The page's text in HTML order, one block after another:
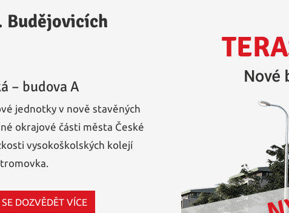
Budějovicích
– budova A
jednotky v nově stavěných
okrajové části města České
vysokoškolských kolejí
SE DOZVĚDĚT VÍCE